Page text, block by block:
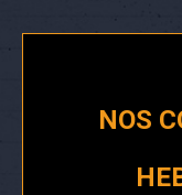
NOS